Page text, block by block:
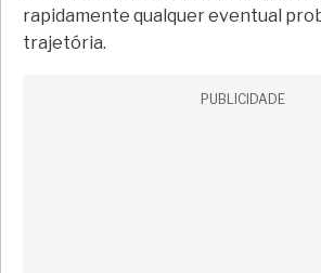
rapidamente qualquer eventual
trajetória.
PUBLICIDADE